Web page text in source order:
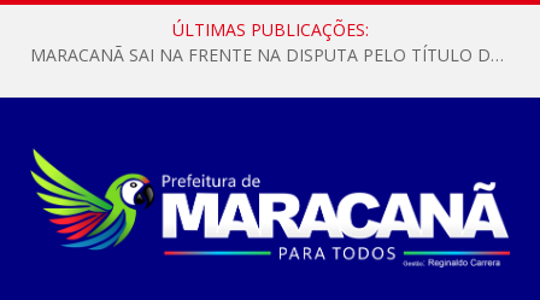
ÚLTIMAS PUBLICAÇÕES:
MARACANÃ SAI NA FRENTE NA DISPUTA PELO TÍTULO DA COPA PARÁ SUB-17!